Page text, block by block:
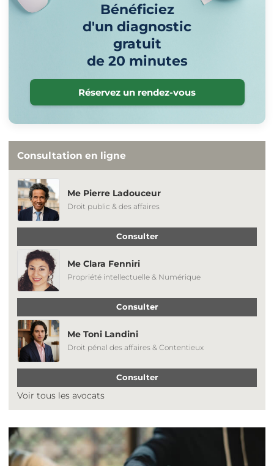
Bénéficiez
d'un diagnostic
gratuit
de 20 minutes
Réservez un rendez-vous
Consultation en ligne
Me Pierre Ladouceur
Droit public & des affaires
Consulter
Me Clara Fenniri
Propriété intellectuelle & Numérique
Consulter
Me Toni Landini
Droit pénal des affaires & Contentieux
Consulter
Voir tous les avocats